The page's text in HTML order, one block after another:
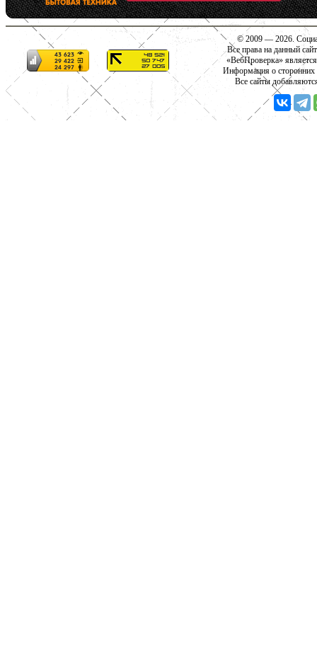
© 2009 — 2026.
Все права на данный
«ВебПроверка»
Информация о сторонних
Все сайты